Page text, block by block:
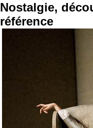
Nostalgie,
référence